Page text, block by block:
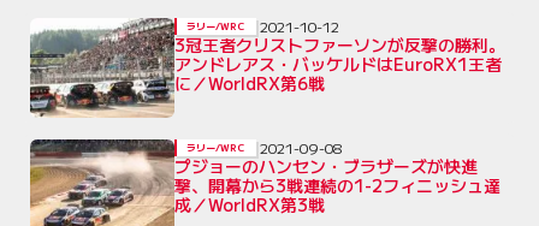
3冠王者クリストファーソンが反撃の勝利。
アンドレアス・バッケルドはEuroRX1王者
に／WorldRX第6戦
ラリー/WRC 2021-10-12
プジョーのハンセン・ブラザーズが快進
撃、開幕から3戦連続の1-2フィニッシュ達
成／WorldRX第3戦
ラリー/WRC 2021-09-08